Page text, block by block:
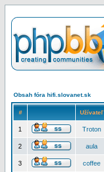
Obsah fóra hifi.slovanet.sk
# Užívateľ
1 Troton
2 aula
3 coffee